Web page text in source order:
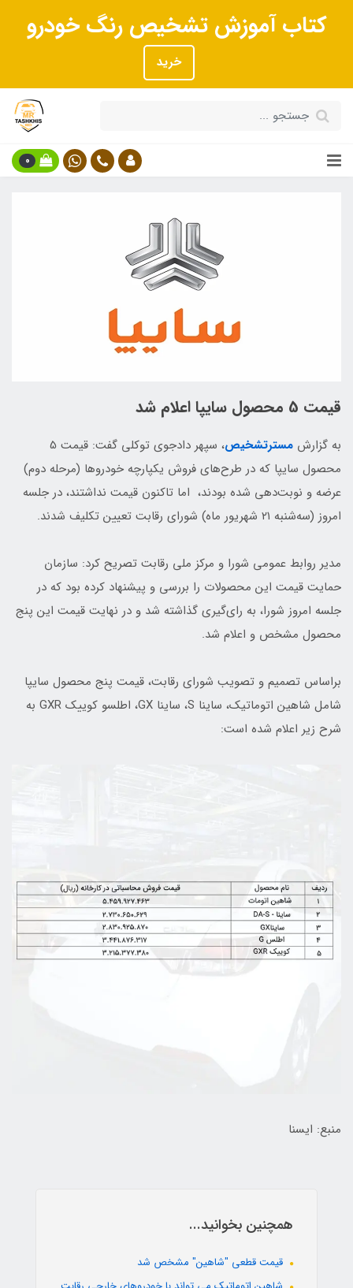
کتاب آموزش تشخیص رنگ خودرو
خرید
0
قیمت 5 محصول سایپا اعلام شد
به گزارش مسترتشخیص
، سپهر دادجوی توکلی گفت: قیمت 5
محصول سایپا که در طرح‌های فروش یکپارچه خودروها (مرحله دوم)
عرضه و نوبت‌دهی شده بودند، اما تاکنون قیمت نداشتند، در جلسه
امروز (سه‌شنبه ٢١ شهریور ماه) شورای رقابت تعیین تکلیف شدند.
مدیر روابط عمومی شورا و مرکز ملی رقابت تصریح کرد: سازمان
حمایت قیمت این محصولات را بررسی و پیشنهاد کرده بود که در
جلسه امروز شورا، به رای‌گیری گذاشته شد و در نهایت قیمت این پنج
محصول مشخص و اعلام شد.
براساس تصمیم و تصویب شورای رقابت، قیمت پنج محصول سایپا
شامل شاهین اتوماتیک، ساینا S، ساینا GX، اطلسو کوییک GXR به
شرح زیر اعلام شده است:
منبع: ایسنا
همچنین بخوانید...
قیمت قطعی "شاهین" مشخص شد